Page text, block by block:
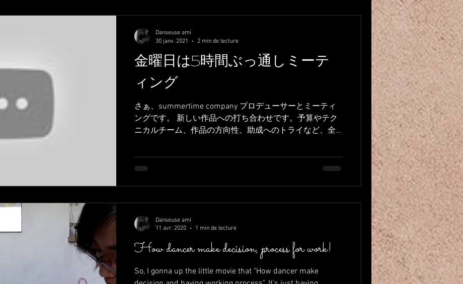
金曜日は5時間ぶっ通しミーテ
ィング
さぁ、summertime company プロデューサーとミーティ
ングです。 新しい作品への打ち合わせです。予算やテク
ニカルチーム、作品の方向性、助成へのトライなど、全
話し合いが行われました。。。...
Danseuse ami
30 janv. 2021
2 min de lecture
How dancer make decision, process for work!
So, I gonna up the little movie that "How dancer make
Danseuse ami
11 avr. 2020
1 min de lecture